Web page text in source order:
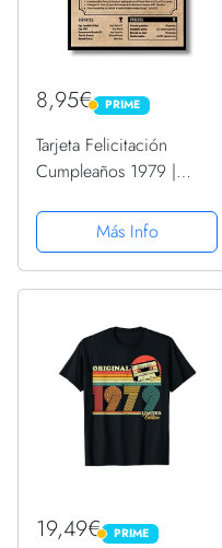
8,95€ PRIME
PRIME
Tarjeta Felicitación
Cumpleaños 1979 |
Año de Nacimiento
1979 | Póster
Cumpleaños Vintage |
44 cumpleaños mujer...
Más Info
19,49€ PRIME
PRIME